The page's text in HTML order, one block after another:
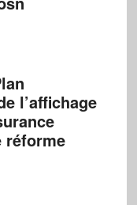
l’affichage
réforme